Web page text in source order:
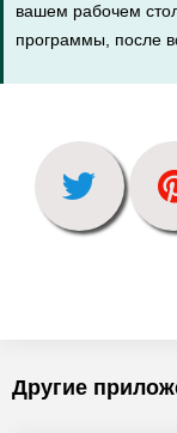
вашем рабочем
программы, после
Другие